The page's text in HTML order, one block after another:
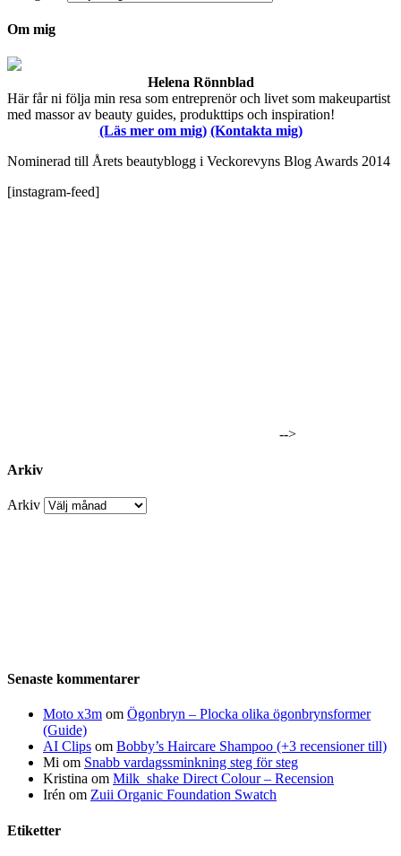
Om mig
Helena Rönnblad
Här får ni följa min resa som entreprenör och livet som makeupartist
med massor av beauty guides, produkttips och inspiration!
(Läs mer om mig) (Kontakta mig)
Nominerad till Årets beautyblogg i Veckorevyns Blog Awards 2014
[instagram-feed]
-->
Arkiv
Arkiv
Senaste kommentarer
Moto x3m om Ögonbryn – Plocka olika ögonbrynsformer
(Guide)
AI Clips om Bobby’s Haircare Shampoo (+3 recensioner till)
Mi om Snabb vardagssminkning steg för steg
Kristina om Milk_shake Direct Colour – Recension
Irén om Zuii Organic Foundation Swatch
Etiketter